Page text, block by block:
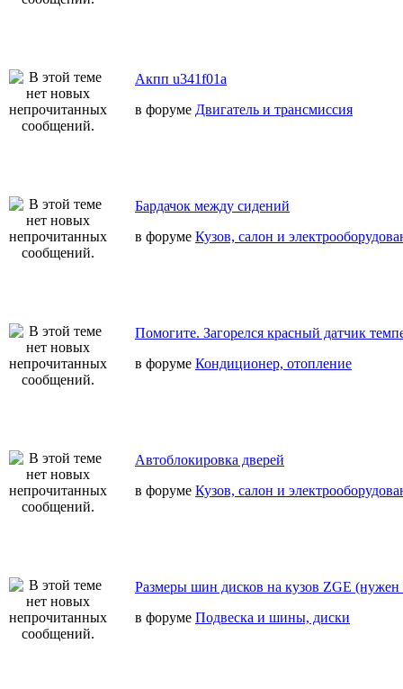
Акпп u341f01a
в форуме Двигатель и трансмиссия
Бардачок между сидений
в форуме Кузов, салон и
Помогите. Загорелся красный датчик
в форуме Кондиционер, отопление
Автоблокировка дверей
в форуме Кузов, салон и
Размеры шин дисков на кузов ZGE (нужен
в форуме Подвеска и шины, диски